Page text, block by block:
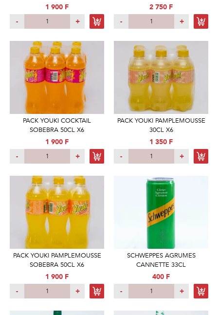
1 900 F
-
+
2 750 F
-
+
PACK YOUKI COCKTAIL
SOBEBRA 50CL X6
1 900 F
-
+
PACK YOUKI PAMPLEMOUSSE
30CL X6
1 350 F
-
+
PACK YOUKI PAMPLEMOUSSE
SOBEBRA 50CL X6
1 900 F
-
+
SCHWEPPES AGRUMES
CANNETTE 33CL
400 F
-
+